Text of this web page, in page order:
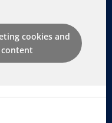
cookies and